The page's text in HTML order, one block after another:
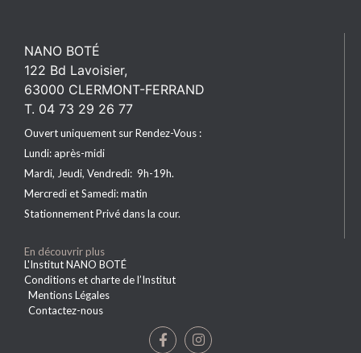
NANO BOTÉ
122 Bd Lavoisier,
63000 CLERMONT-FERRAND
T. 04 73 29 26 77
Ouvert uniquement sur Rendez-Vous :
Lundi: après-midi
Mardi, Jeudi, Vendredi: 9h-19h.
Mercredi et Samedi: matin
Stationnement Privé dans la cour.
En découvrir plus
L'Institut NANO BOTÉ
Conditions et charte de l’Institut
Mentions Légales
Contactez-nous